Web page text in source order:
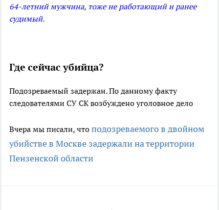
64-летний мужчина, тоже не работающий и ранее
судимый.
Где сейчас убийца?
Подозреваемый задержан. По данному факту
следователями СУ СК возбуждено уголовное дело
Вчера мы писали, что подозреваемого в двойном
убийстве в Москве задержали на территории
Пензенской области